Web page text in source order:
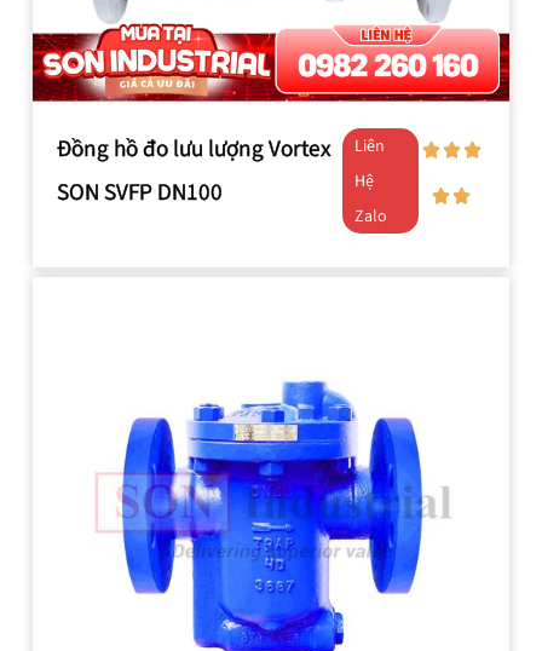
Đồng hồ đo lưu lượng Vortex
SON SVFP DN100
Liên
Hệ
Zalo